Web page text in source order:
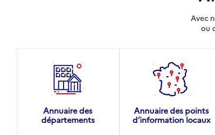
Avec
ou
Annuaire des
départements
Annuaire des points
d’information locaux